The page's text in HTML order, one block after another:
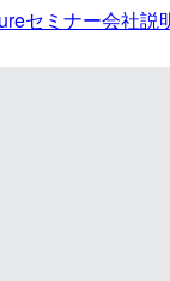
セミナー会社説